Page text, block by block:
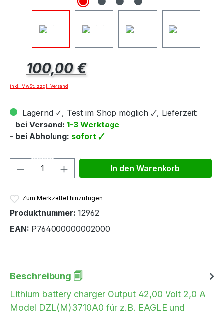
Regulärer Preis:
100,00 €
inkl. MwSt. zzgl. Versand
Lagernd ✓, Test im Shop möglich 🗸, Lieferzeit:
- bei Versand: 1-3 Werktage
- bei Abholung: sofort 🗸
Produkt Anzahl: Gib denIn den Warenkorb
Zum Merkzettel hinzufügen
Produktnummer: 12962
EAN: P764000000002000
Beschreibung 🗐
Lithium battery charger Output 42,00 Volt 2,0 A
Model DZL(M)3710A0 für z.B. EAGLE und